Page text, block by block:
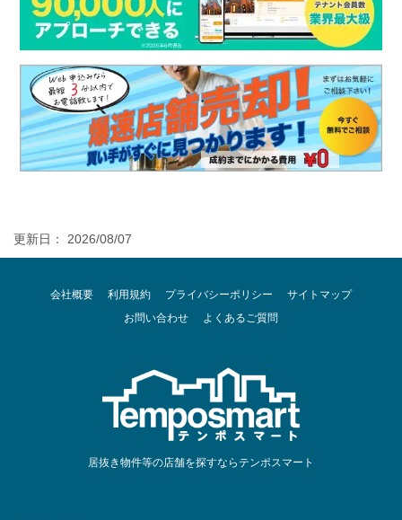
更新日： 2026/08/07
会社概要 利用規約 プライバシーポリシー
サイトマップ
お問い合わせ
よくあるご質問
居抜き物件等の店舗を探すならテンポスマート